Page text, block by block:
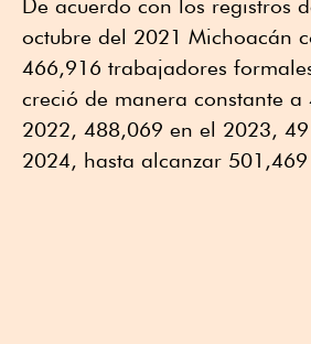
De acuerdo con los registros
octubre del 2021 Michoacán
466,916 trabajadores
creció de manera constante a
2022, 488,069 en el 2023,
2024, hasta alcanzar